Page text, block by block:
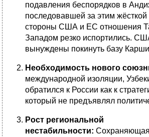
подавления беспорядков в
последовавшей за этим жёсткой
стороны США и ЕС отношения
Западом резко испортились.
вынуждены покинуть базу
Необходимость нового
международной изоляции,
обратился к России как к
который не предъявлял
Рост региональной
нестабильности: